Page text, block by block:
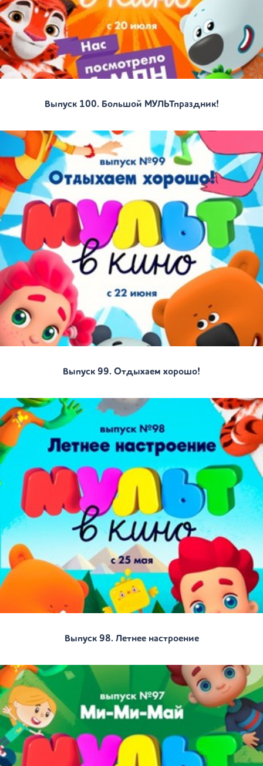
Выпуск 100. Большой МУЛЬТпраздник!
Выпуск 99. Отдыхаем хорошо!
Выпуск 98. Летнее настроение